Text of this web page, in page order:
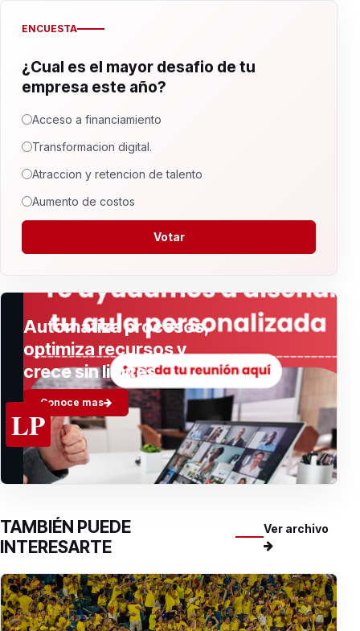
ENCUESTA
¿Cual es el mayor desafio de tu
empresa este año?
Acceso a financiamiento
Transformacion digital.
Atraccion y retencion de talento
Aumento de costos
Votar
Automatiza procesos,
optimiza recursos y
crece sin limites.
Conoce mas
LP
TAMBIÉN PUEDE
INTERESARTE
Ver archivo